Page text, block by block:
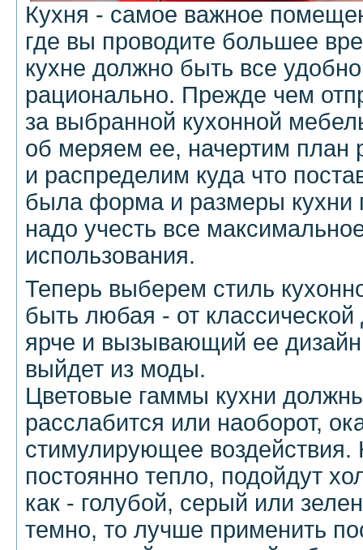
Кухня - самое важное
где вы проводите большее
кухне должно быть все
рационально. Прежде чем
за выбранной кухонной
об меряем ее, начертим план
и распределим куда что
была форма и размеры кухни
надо учесть все
использования.
Теперь выберем стиль
быть любая - от
ярче и вызывающий ее
выйдет из моды.
Цветовые гаммы кухни
расслабится или наоборот,
стимулирующее воздействия.
постоянно тепло, подойдут
как - голубой, серый или
темно, то лучше применить